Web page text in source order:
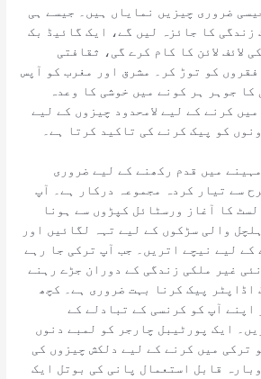
ضروری چیزیں نمایاں ہیں۔ جیسے ہی
زندگی کا جائزہ لیں گے، ایک گائیڈ بک
لائف لائن کا کام کرے گی، ثقافتی
کو توڑ کر۔ مشرق اور مغرب کو آپس
کا جوہر ہر کونے میں خوشی کا وعدہ
کرنے کے لیے لامحدود چیزوں کے لیے
کو پیک کرنے کی تاکید کرتا ہے۔
میں قدم رکھنے کے لیے ضروری
سے تیار کردہ مجموعہ درکار ہے۔ آپ
کا آغاز ورسٹائل کپڑوں سے ہونا
والی سڑکوں کے لیے تہہ لگائیں اور
کے لیے نیچے اتریں۔ جب آپ ترکی جا رہے
غیر ملکی زندگی کے دوران جڑے رہنے
اڈاپٹر پیک کرنا بہت ضروری ہے۔ کچھ
اپنے آپ کو کرنسی کے تبادلے کے
ایک پورٹیبل چارجر کو لمبے دنوں
ترکی میں کرنے کے لیے دلکش چیزوں کی
قابل استعمال پانی کی بوتل ایک